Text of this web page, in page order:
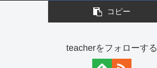
コピー
teacherをフォローする